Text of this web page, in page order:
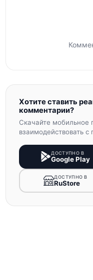
Хотите ставить
комментарии?
Скачайте
взаимодействовать
ДОСТУПНО В
Google Play
ДОСТУПНО В
RuStore